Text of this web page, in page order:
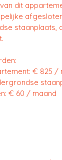
dit
staanplaats,
€ 825 /
€ 60 / maand